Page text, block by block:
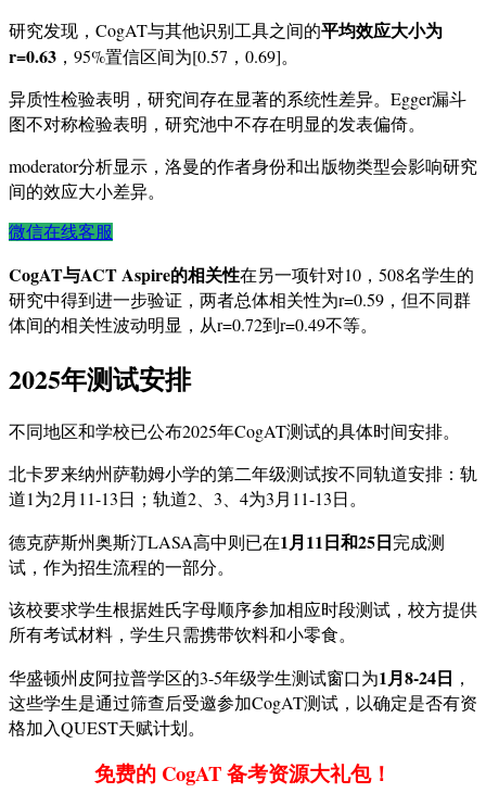
研究发现，CogAT与其他识别工具之间的平均效应大小为
r=0.63 ，95%置信区间为[0.57，0.69]。
异质性检验表明，研究间存在显著的系统性差异。Egger漏斗
图不对称检验表明，研究池中不存在明显的发表偏倚。
moderator分析显示，洛曼的作者身份和出版物类型会影响研究
间的效应大小差异。
微信在线客服
CogAT与ACT Aspire的相关性在另一项针对10，508名学生的
研究中得到进一步验证，两者总体相关性为r=0.59，但不同群
体间的相关性波动明显，从r=0.72到r=0.49不等。
2025年测试安排
不同地区和学校已公布2025年CogAT测试的具体时间安排。
北卡罗来纳州萨勒姆小学的第二年级测试按不同轨道安排：轨
道1为2月11-13日；轨道2、3、4为3月11-13日。
德克萨斯州奥斯汀LASA高中则已在1月11日和25日完成测
试，作为招生流程的一部分。
该校要求学生根据姓氏字母顺序参加相应时段测试，校方提供
所有考试材料，学生只需携带饮料和小零食。
华盛顿州皮阿拉普学区的3-5年级学生测试窗口为1月8-24日 ，
这些学生是通过筛查后受邀参加CogAT测试，以确定是否有资
格加入QUEST天赋计划。
免费的 CogAT 备考资源大礼包！